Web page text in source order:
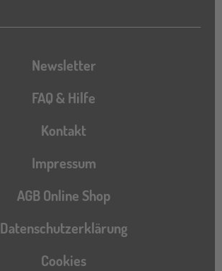
Newsletter
FAQ & Hilfe
Kontakt
Impressum
AGB Online Shop
Datenschutzerklärung
Cookies